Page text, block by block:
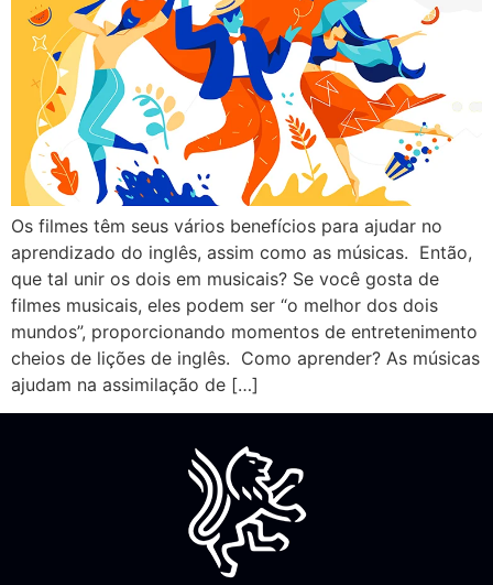
Os filmes têm seus vários benefícios para ajudar no
aprendizado do inglês, assim como as músicas. Então,
que tal unir os dois em musicais? Se você gosta de
filmes musicais, eles podem ser “o melhor dos dois
mundos”, proporcionando momentos de entretenimento
cheios de lições de inglês. Como aprender? As músicas
ajudam na assimilação de […]